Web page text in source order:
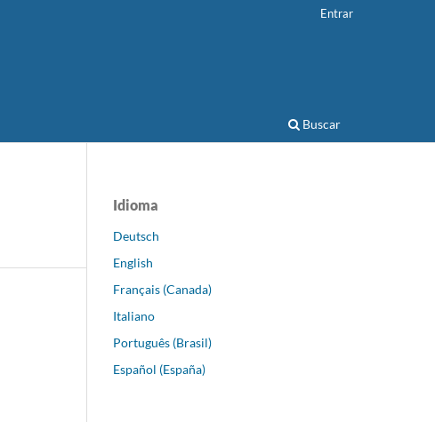
Buscar
Entrar
Idioma
Deutsch
English
Français (Canada)
Italiano
Português (Brasil)
Español (España)